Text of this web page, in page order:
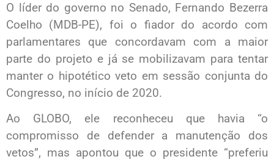
O líder do governo no Senado, Fernando Bezerra
Coelho (MDB-PE), foi o fiador do acordo com
parlamentares que concordavam com a maior
parte do projeto e já se mobilizavam para tentar
manter o hipotético veto em sessão conjunta do
Congresso, no início de 2020.
Ao GLOBO, ele reconheceu que havia “o
compromisso de defender a manutenção dos
vetos”, mas apontou que o presidente “preferiu